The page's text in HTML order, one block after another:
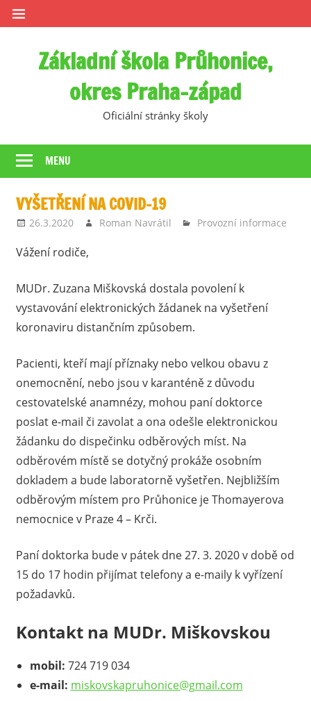
Skip
to
Základní škola Průhonice,
okres Praha-západ
Oficiální stránky školy
MENU
VYŠETŘENÍ NA COVID-19
26.3.2020 Roman Navrátil Provozní informace
Vážení rodiče,
MUDr. Zuzana Miškovská dostala povolení k
vystavování elektronických žádanek na vyšetření
koronaviru distančním způsobem.
Pacienti, kteří mají příznaky nebo velkou obavu z
onemocnění, nebo jsou v karanténě z důvodu
cestovatelské anamnézy, mohou paní doktorce
poslat e-mail či zavolat a ona odešle elektronickou
žádanku do dispečinku odběrových míst. Na
odběrovém místě se dotyčný prokáže osobním
dokladem a bude laboratorně vyšetřen. Nejbližším
odběrovým místem pro Průhonice je Thomayerova
nemocnice v Praze 4 – Krči.
Paní doktorka bude v pátek dne 27. 3. 2020 v době od
15 do 17 hodin přijímat telefony a e-maily k vyřízení
požadavků.
Kontakt na MUDr. Miškovskou
mobil: 724 719 034
e-mail: miskovskapruhonice@gmail.com